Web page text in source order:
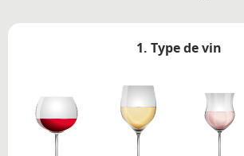
1. Type de vin